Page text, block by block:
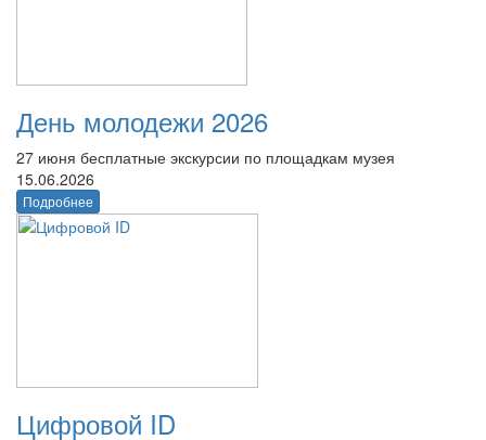
День молодежи 2026
27 июня бесплатные экскурсии по площадкам музея
15.06.2026
Подробнее
Цифровой ID